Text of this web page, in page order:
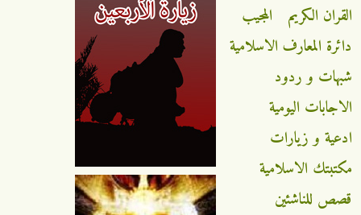
القران الكريم
المجيب
دائرة المعارف الاسلامية
شبهات و ردود
الاجابات اليومية
ادعية و زيارات
مكتبتك الاسلامية
قصص للناشئين